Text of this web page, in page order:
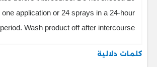
application or 24 sprays in a 24-hour
period. Wash product off after intercourse.
كلمات دلالية